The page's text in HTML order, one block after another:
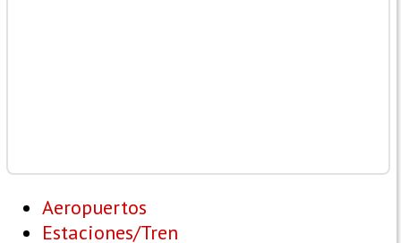
Aeropuertos
Estaciones/Tren